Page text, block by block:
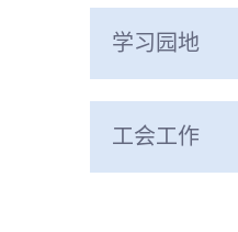
学习园地
工会工作